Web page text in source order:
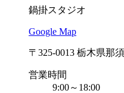
鍋掛スタジオ
Google Map
〒325-0013 栃木県那
営業時間
9:00～18:00